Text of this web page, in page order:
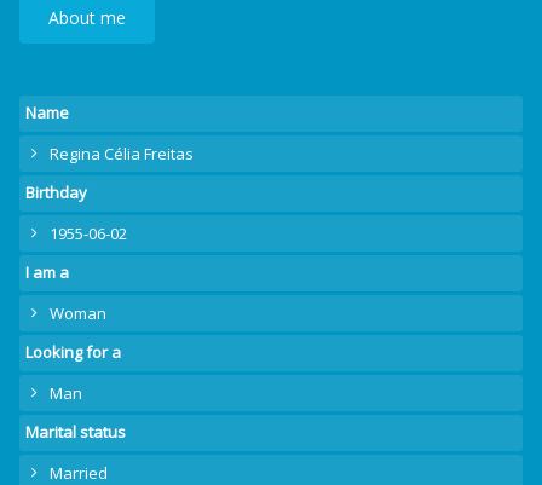
About me
Name
Regina Célia Freitas
Birthday
1955-06-02
I am a
Woman
Looking for a
Man
Marital status
Married